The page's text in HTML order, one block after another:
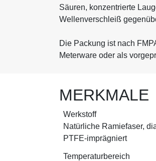
Säuren, konzentrierte
Wellenverschleiß
Die Packung ist nach
Meterware oder als
MERKMALE
Werkstoff
Natürliche Ramiefaser,
PTFE-imprägniert
Temperaturbereich